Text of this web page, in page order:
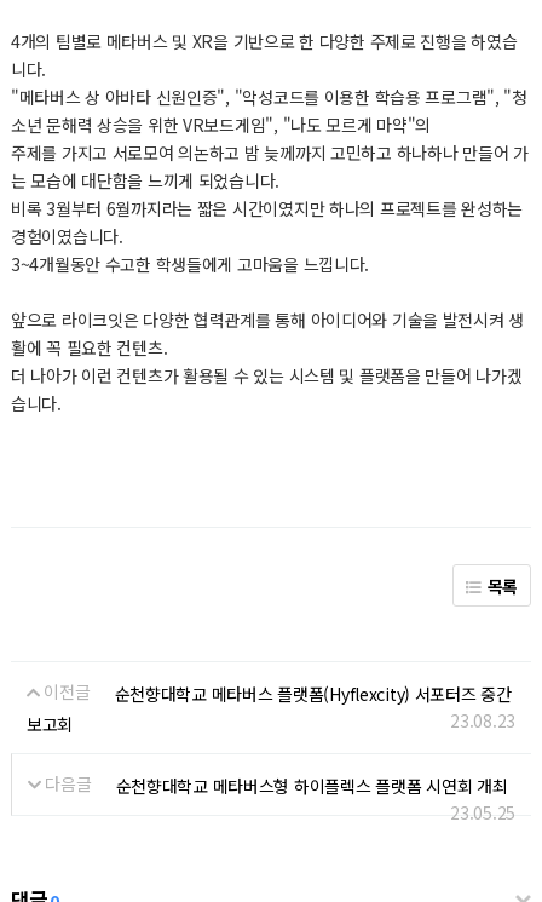
4개의 팀별로 메타버스 및 XR을 기반으로 한 다양한 주제로 진행을 하였습
니다.
"메타버스 상 아바타 신원인증", "악성코드를 이용한 학습용 프로그램", "청
소년 문해력 상승을 위한 VR보드게임", "나도 모르게 마약"의
주제를 가지고 서로모여 의논하고 밤 늦께까지 고민하고 하나하나 만들어 가
는 모습에 대단함을 느끼게 되었습니다.
비록 3월부터 6월까지라는 짧은 시간이였지만 하나의 프로젝트를 완성하는
경험이였습니다.
3~4개월동안 수고한 학생들에게 고마움을 느낍니다.
앞으로 라이크잇은 다양한 협력관계를 통해 아이디어와 기술을 발전시켜 생
활에 꼭 필요한 컨텐츠.
더 나아가 이런 컨텐츠가 활용될 수 있는 시스템 및 플랫폼을 만들어 나가겠
습니다.
목록
이전글
순천향대학교 메타버스 플랫폼(Hyflexcity) 서포터즈 중간
보고회
23.08.23
다음글
순천향대학교 메타버스형 하이플렉스 플랫폼 시연회 개최
23.05.25